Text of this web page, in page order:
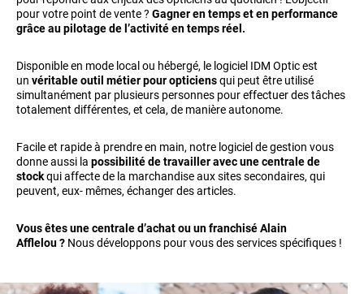
pour votre point de vente ? Gagner en temps et en performance
grâce au pilotage de l’activité en temps réel.
Disponible en mode local ou hébergé, le logiciel IDM Optic est
un véritable outil métier pour opticiensqui peut être utilisé
simultanément par plusieurs personnes pour effectuer des tâches
totalement différentes, et cela, de manière autonome.
Facile et rapide à prendre en main, notre logiciel de gestion vous
donne aussi la possibilité de travailler avec une centrale de
stockqui affecte de la marchandise aux sites secondaires, qui
peuvent, eux- mêmes, échanger des articles.
Vous êtes une centrale d’achat ou un franchisé Alain
Afflelou ? Nous développons pour vous des services spécifiques !